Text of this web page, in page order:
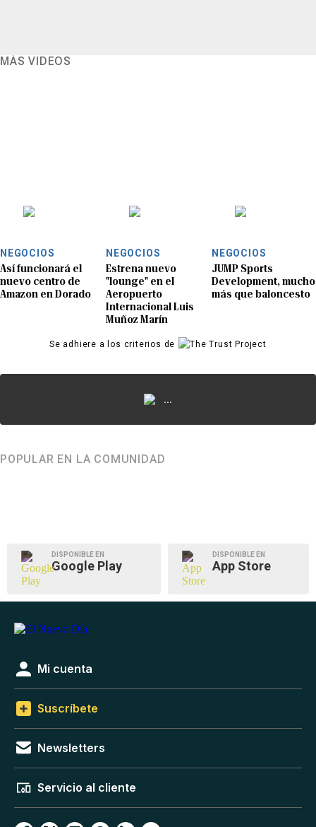
MÁS VIDEOS
NEGOCIOS
Así funcionará el
nuevo centro de
Amazon en Dorado
NEGOCIOS
Estrena nuevo
"lounge" en el
Aeropuerto
Internacional Luis
Muñoz Marín
NEGOCIOS
JUMP Sports
Development, mucho
más que baloncesto
Se adhiere a los criterios de
...
POPULAR EN LA COMUNIDAD
DISPONIBLE EN
Google Play
DISPONIBLE EN
App Store
Mi cuenta
Suscríbete
Newsletters
Servicio al cliente